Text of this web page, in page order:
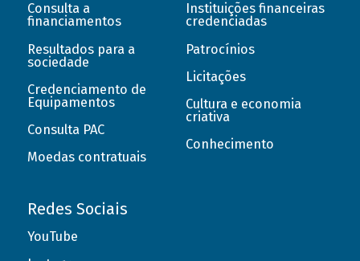
Consulta a
financiamentos
Resultados para a
sociedade
Credenciamento de
Equipamentos
Consulta PAC
Moedas contratuais
Instituições financeiras
credenciadas
Patrocínios
Licitações
Cultura e economia
criativa
Conhecimento
Redes Sociais
YouTube